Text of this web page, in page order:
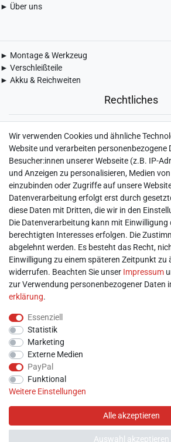
► Über uns
► Montage & Werkzeug
► Verschleißteile
► Akku & Reichweiten
Rechtliches
► Impressum
► Daten­schutz­erklärung
► AGB & Kundeninformation
► Barrierefreiheitserklärung
► Batterieentsorgung
► Kontakt
Mein Konto
► Registrieren
► Login
► Warenkorb
► Zur Kasse
Wir verwenden Cookies und ähnliche
Website und verarbeiten personenbezogene
Besucher:innen unserer Webseite (z.B. IP-
und Anzeigen zu personalisieren, Medien
einzubinden oder Zugriffe auf unsere
Datenverarbeitung erfolgt erst durch
diese Daten mit Dritten, die wir in den
Die Datenverarbeitung kann mit
berechtigten Interesses erfolgen. Die
abgelehnt werden. Es besteht das Recht,
Einwilligung zu einem späteren Zeitpunkt zu
widerrufen. Beachten Sie unser Impressum
zur Verwendung personenbezogener Daten
erklärung.
Essenziell
Statistik
Marketing
Externe Medien
PayPal
Funktional
Weitere Einstellungen
Alle akzeptieren
Auswahl akzeptieren